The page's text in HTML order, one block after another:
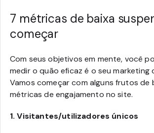
7 métricas de baixa
começar
Com seus objetivos em mente, você
medir o quão eficaz é o seu marketing
Vamos começar com alguns frutos de
métricas de engajamento no site.
1. Visitantes/utilizadores únicos